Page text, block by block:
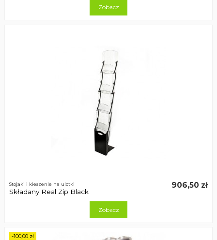
Zobacz
Stojaki i kieszenie na ulotki
Składany Real Zip Black
906,50 zł
Zobacz
-100,00 zł